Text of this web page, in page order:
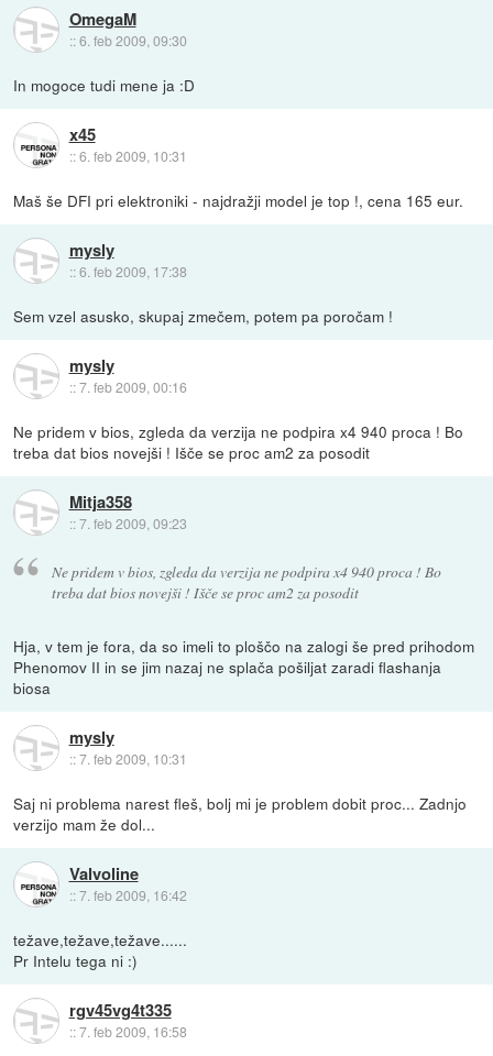
OmegaM
::6. feb 2009, 09:30
In mogoce tudi mene ja :D
x45
::6. feb 2009, 10:31
Maš še DFI pri elektroniki - najdražji model je top !, cena 165 eur.
mysly
::6. feb 2009, 17:38
Sem vzel asusko, skupaj zmečem, potem pa poročam !
mysly
::7. feb 2009, 00:16
Ne pridem v bios, zgleda da verzija ne podpira x4 940 proca ! Bo
treba dat bios novejši ! Išče se proc am2 za posodit
Mitja358
::7. feb 2009, 09:23
Ne pridem v bios, zgleda da verzija ne podpira x4 940 proca ! Bo
treba dat bios novejši ! Išče se proc am2 za posodit
Hja, v tem je fora, da so imeli to ploščo na zalogi še pred prihodom
Phenomov II in se jim nazaj ne splača pošiljat zaradi flashanja
biosa
mysly
::7. feb 2009, 10:31
Saj ni problema narest fleš, bolj mi je problem dobit proc... Zadnjo
verzijo mam že dol...
Valvoline
::7. feb 2009, 16:42
težave,težave,težave......
Pr Intelu tega ni :)
rgv45vg4t335
::7. feb 2009, 16:58